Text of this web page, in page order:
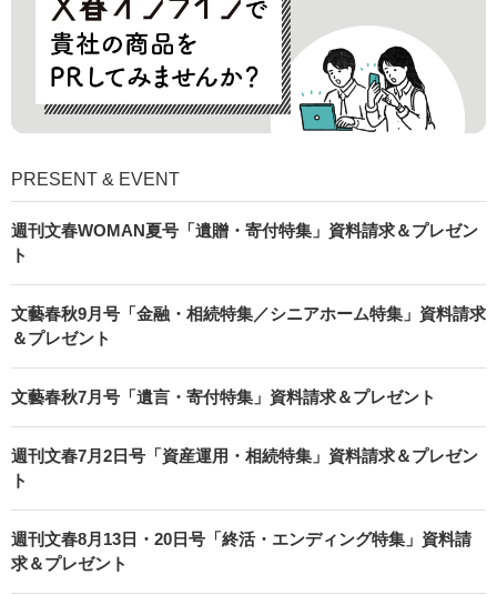
PRESENT & EVENT
週刊文春WOMAN夏号「遺贈・寄付特集」資料請求＆プレゼン
ト
文藝春秋9月号「金融・相続特集／シニアホーム特集」資料請求
＆プレゼント
文藝春秋7月号「遺言・寄付特集」資料請求＆プレゼント
週刊文春7月2日号「資産運用・相続特集」資料請求＆プレゼン
ト
週刊文春8月13日・20日号「終活・エンディング特集」資料請
求＆プレゼント